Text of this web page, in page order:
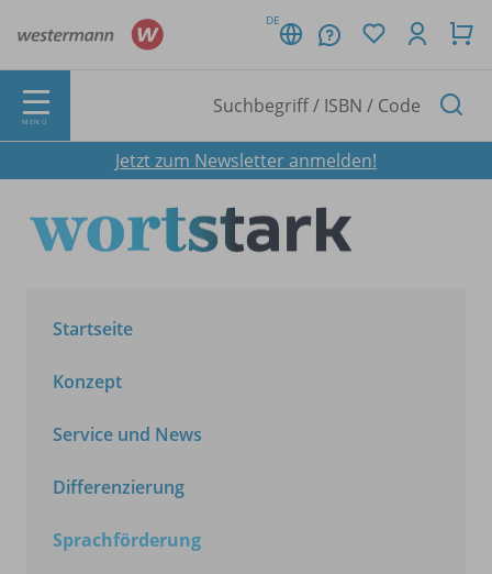
DE
MENÜ
Jetzt zum Newsletter anmelden!
Startseite
Konzept
Service und News
Differenzierung
Sprachförderung